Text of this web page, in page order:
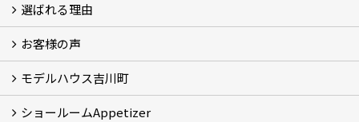
イベント情報
選ばれる理由
5つのやさしさ宣言
3つのプロ宣言
お家づくりスケジュール
お客様の声
お客様の声
モデルハウス吉川町
吉川町モデルハウス
ショールームAppetizer